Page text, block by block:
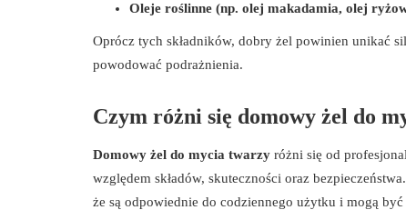
Oleje roślinne (np. olej makadamia, olej
Oprócz tych składników, dobry żel powinien unikać
powodować podrażnienia.
Czym różni się domowy żel do
Domowy żel do mycia twarzy różni się od
względem składów, skuteczności oraz
że są odpowiednie do codziennego użytku i mogą